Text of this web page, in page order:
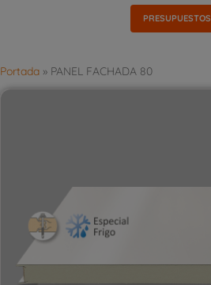
PRESUPUESTOS
Portada » PANEL FACHADA 80